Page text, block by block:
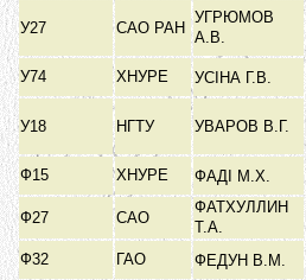
У27 САО РАН
УГРЮМОВ
А.В.
У74
ХНУРЕ УСІНА Г.В.
У18 НГТУ УВАРОВ В.Г.
Ф15
ХНУРЕ ФАДІ М.Х.
Ф27
САО
ФАТХУЛЛИН
Т.А.
Ф32
ГАО ФЕДУН В.М.